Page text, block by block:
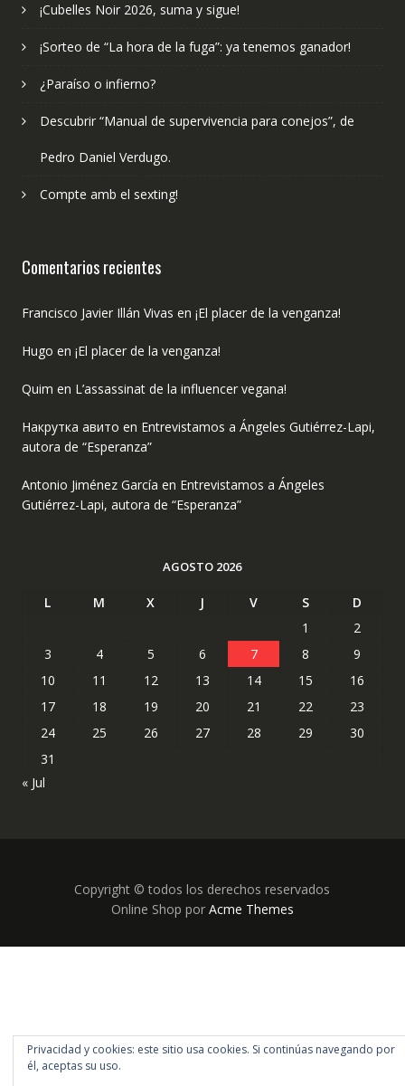
¡Cubelles Noir 2026, suma y sigue!
¡Sorteo de “La hora de la fuga”: ya tenemos ganador!
¿Paraíso o infierno?
Descubrir “Manual de supervivencia para conejos”, de
Pedro Daniel Verdugo.
Compte amb el sexting!
Comentarios recientes
Francisco Javier Illán Vivas en ¡El placer de la venganza!
Hugo en ¡El placer de la venganza!
Quim en L’assassinat de la influencer vegana!
Накрутка авито en Entrevistamos a Ángeles Gutiérrez-Lapi,
autora de “Esperanza”
Antonio Jiménez García en Entrevistamos a Ángeles
Gutiérrez-Lapi, autora de “Esperanza”
AGOSTO 2026
L M X J V S
D
1
2
3
4 5 6 7 8
9
10
11 12 13 14 15
16
17
18 19 20 21 22
23
24
25 26 27 28 29
30
31
« Jul
Copyright © todos los derechos reservados
Online Shop por Acme Themes
Privacidad y cookies: este sitio usa cookies. Si continúas navegando por
él, aceptas su uso.